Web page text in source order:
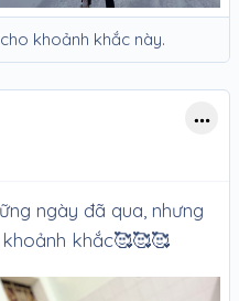
cho khoảnh khắc này.
ngày đã qua, nhưng
khắc🥰🥰🥰